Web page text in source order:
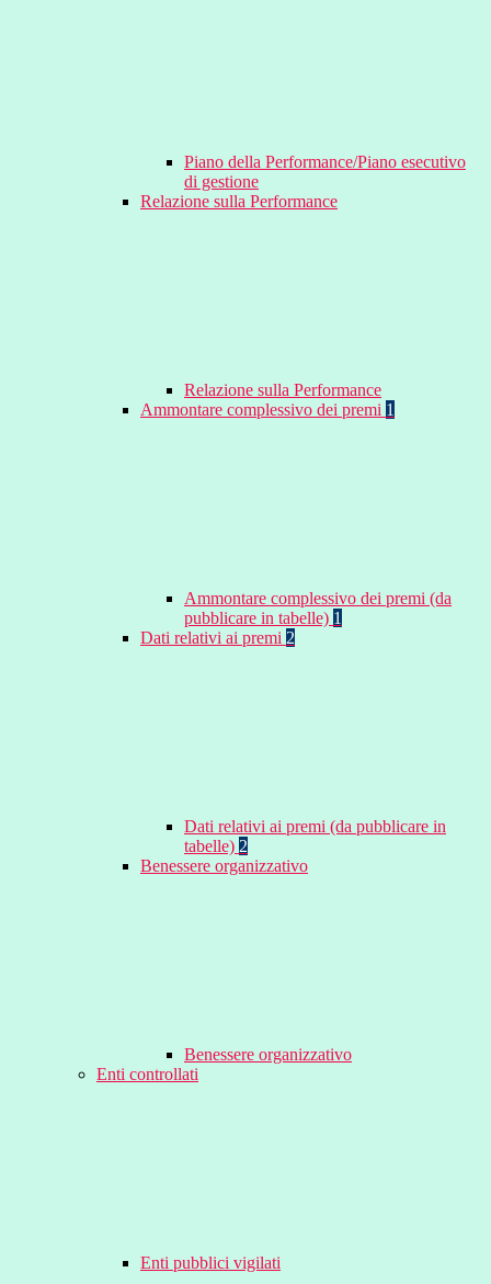
Piano della Performance/Piano esecutivo
di gestione
Relazione sulla Performance
Relazione sulla Performance
Ammontare complessivo dei premi 1
Ammontare complessivo dei premi (da
pubblicare in tabelle) 1
Dati relativi ai premi 2
Dati relativi ai premi (da pubblicare in
tabelle) 2
Benessere organizzativo
Benessere organizzativo
Enti controllati
Enti pubblici vigilati